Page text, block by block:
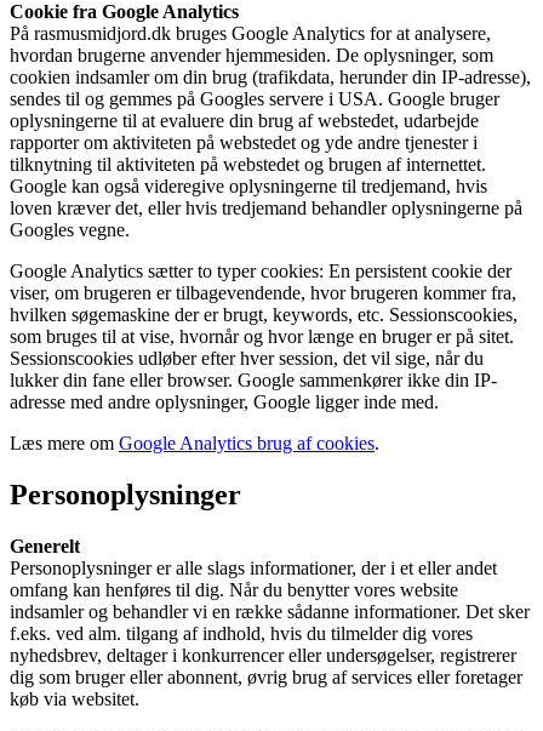
Cookie fra Google Analytics
På rasmusmidjord.dk bruges Google Analytics for at analysere,
hvordan brugerne anvender hjemmesiden. De oplysninger, som
cookien indsamler om din brug (trafikdata, herunder din IP-adresse),
sendes til og gemmes på Googles servere i USA. Google bruger
oplysningerne til at evaluere din brug af webstedet, udarbejde
rapporter om aktiviteten på webstedet og yde andre tjenester i
tilknytning til aktiviteten på webstedet og brugen af internettet.
Google kan også videregive oplysningerne til tredjemand, hvis
loven kræver det, eller hvis tredjemand behandler oplysningerne på
Googles vegne.
Google Analytics sætter to typer cookies: En persistent cookie der
viser, om brugeren er tilbagevendende, hvor brugeren kommer fra,
hvilken søgemaskine der er brugt, keywords, etc. Sessionscookies,
som bruges til at vise, hvornår og hvor længe en bruger er på sitet.
Sessionscookies udløber efter hver session, det vil sige, når du
lukker din fane eller browser. Google sammenkører ikke din IP-
adresse med andre oplysninger, Google ligger inde med.
Læs mere om Google Analytics brug af cookies.
Personoplysninger
Generelt
Personoplysninger er alle slags informationer, der i et eller andet
omfang kan henføres til dig. Når du benytter vores website
indsamler og behandler vi en række sådanne informationer. Det sker
f.eks. ved alm. tilgang af indhold, hvis du tilmelder dig vores
nyhedsbrev, deltager i konkurrencer eller undersøgelser, registrerer
dig som bruger eller abonnent, øvrig brug af services eller foretager
køb via websitet.